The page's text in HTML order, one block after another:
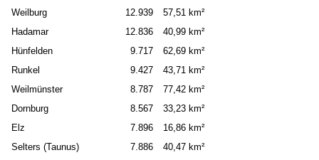
Weilburg
12.939
57,51 km²
Hadamar
12.836
40,99 km²
Hünfelden
9.717
62,69 km²
Runkel
9.427
43,71 km²
Weilmünster
8.787
77,42 km²
Dornburg
8.567
33,23 km²
Elz
7.896
16,86 km²
Selters (Taunus)
7.886 40,47 km²